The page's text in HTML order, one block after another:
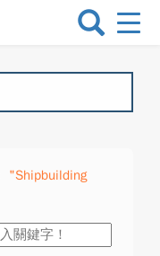
選
換
"Shipbuilding